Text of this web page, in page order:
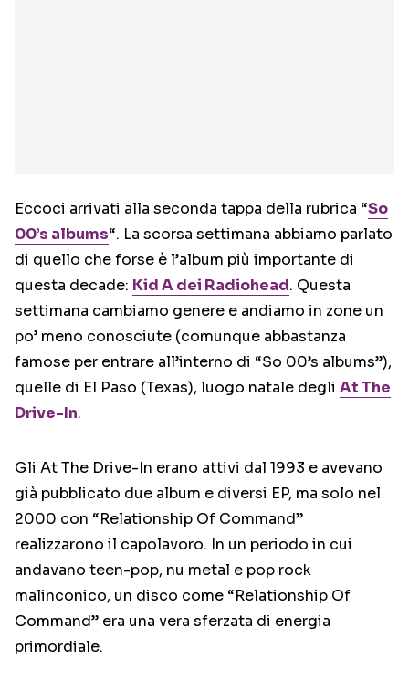
Eccoci arrivati alla seconda tappa della rubrica “So
00’s albums“. La scorsa settimana abbiamo parlato
di quello che forse è l’album più importante di
questa decade: Kid A dei Radiohead. Questa
settimana cambiamo genere e andiamo in zone un
po’ meno conosciute (comunque abbastanza
famose per entrare all’interno di “So 00’s albums”),
quelle di El Paso (Texas), luogo natale degli At The
Drive-In.
Gli At The Drive-In erano attivi dal 1993 e avevano
già pubblicato due album e diversi EP, ma solo nel
2000 con “Relationship Of Command”
realizzarono il capolavoro. In un periodo in cui
andavano teen-pop, nu metal e pop rock
malinconico, un disco come “Relationship Of
Command” era una vera sferzata di energia
primordiale.